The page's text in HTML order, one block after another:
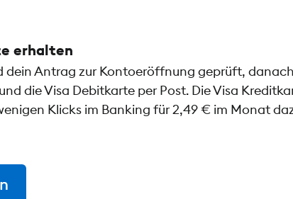
erhalten
dein Antrag zur Kontoeröffnung geprüft,
die Visa Debitkarte per Post. Die Visa
Klicks im Banking für 2,49 € im Monat